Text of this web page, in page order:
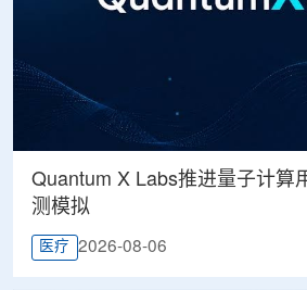
Quantum X Labs推进量子计算
测模拟
医疗 2026-08-06